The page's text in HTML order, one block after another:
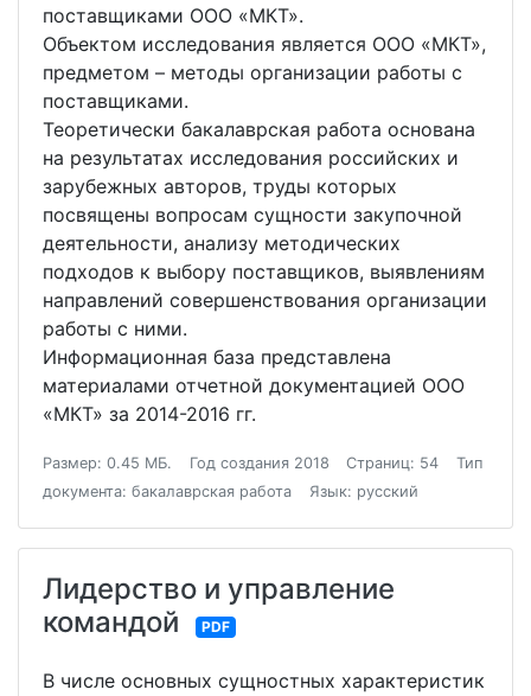
поставщиками ООО «МКТ».
Объектом исследования является ООО «МКТ»,
предметом – методы организации работы с
поставщиками.
Теоретически бакалаврская работа основана
на результатах исследования российских и
зарубежных авторов, труды которых
посвящены вопросам сущности закупочной
деятельности, анализу методических
подходов к выбору поставщиков, выявлениям
направлений совершенствования организации
работы с ними.
Информационная база представлена
материалами отчетной документацией ООО
«МКТ» за 2014-2016 гг.
Размер: 0.45 МБ. Год создания 2018 Страниц: 54
Тип
документа: бакалаврская работа
Язык: русский
Лидерство и управление
командой
PDF
В числе основных сущностных характеристик